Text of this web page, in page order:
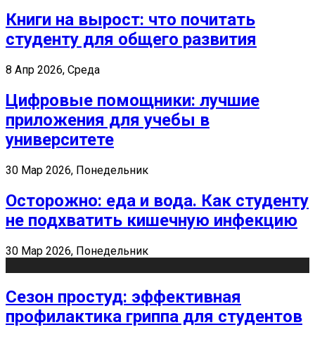
Книги на вырост: что почитать
студенту для общего развития
8 Апр 2026, Среда
Цифровые помощники: лучшие
приложения для учебы в
университете
30 Мар 2026, Понедельник
Осторожно: еда и вода. Как студенту
не подхватить кишечную инфекцию
30 Мар 2026, Понедельник
Сезон простуд: эффективная
профилактика гриппа для студентов